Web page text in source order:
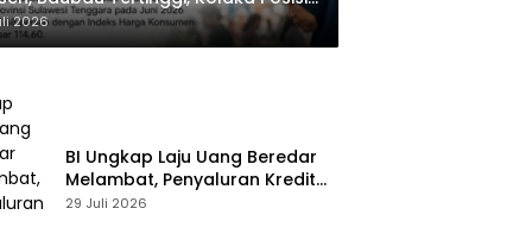
2026
BI Ungkap Laju Uang Beredar
Melambat, Penyaluran Kredit
Perbankan Meningkat
29 Juli 2026